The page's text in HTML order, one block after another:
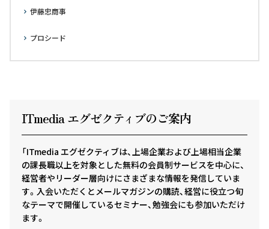
伊藤忠商事
プロシード
ITmedia エグゼクティ ブのご案内
「ITmedia エグゼクティブは、上場企業および上場相当企業
の課長職以上を対象とした無料の会員制サービスを中心に、
経営者やリーダー層向けにさまざまな情報を発信していま
す。入会いただくとメールマガジンの購読、経営に役立つ旬
なテーマで開催しているセミナー、勉強会にも参加いただけ
ます。